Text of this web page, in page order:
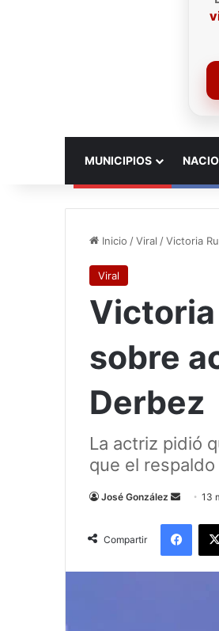
MUNICIPIOS
Inicio / Viral / Victoria
Viral
sobre
Derbez
La actriz pidió
que el
José González
Send
email
13
Compartir